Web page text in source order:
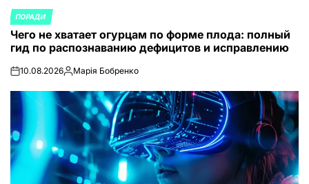
ОПУБЛИКОВАНО
В
ПОРАДИ
Чего не хватает огурцам по форме плода: полный
гид по распознаванию дефицитов и исправлению
on10.08.2026Запись
Марія Бобренко